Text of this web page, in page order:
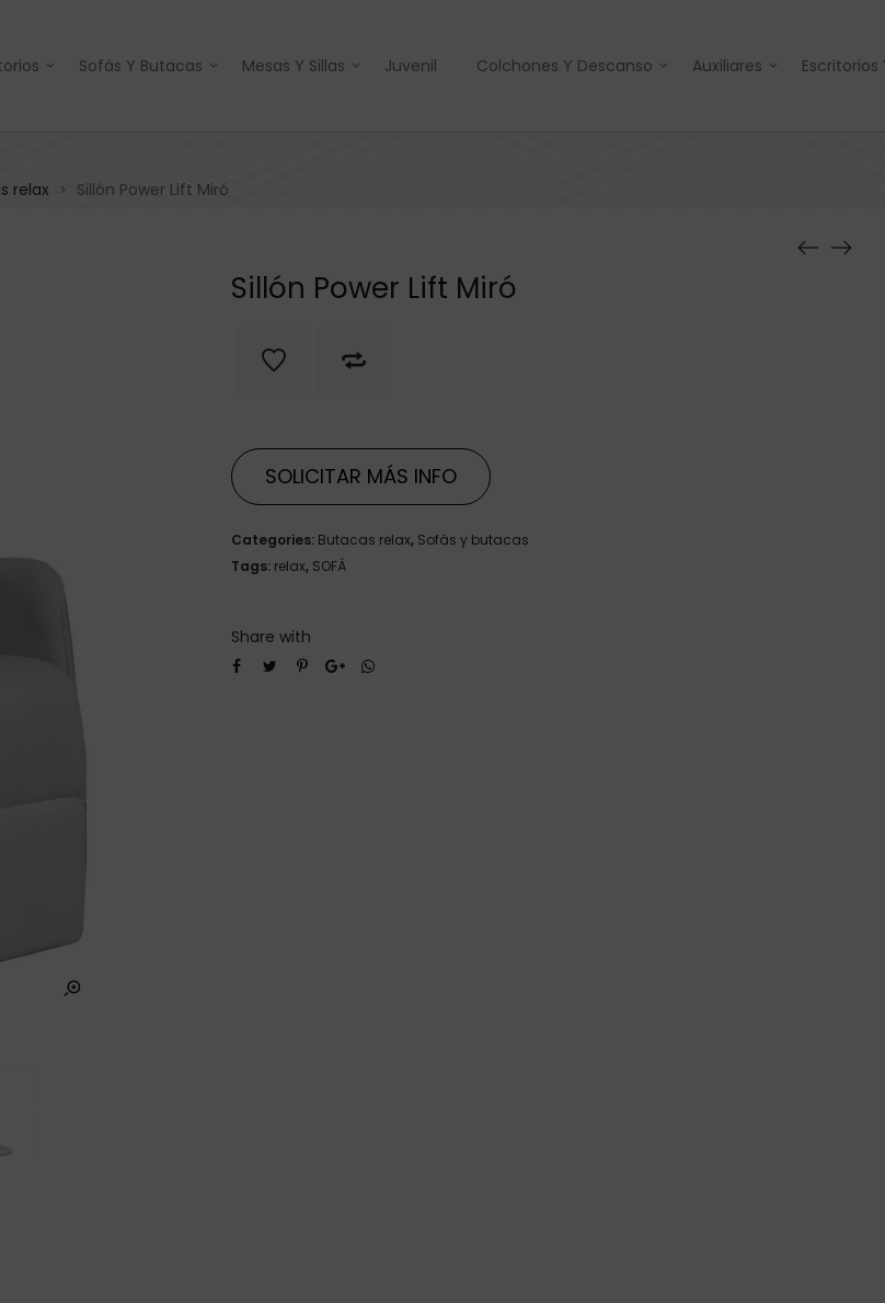
Sofás Y Butacas Mesas Y Sillas Juvenil Colchones Y Descanso Auxiliares
relax > Sillón Power Lift Miró
Sillón Power Lift Miró
SOLICITAR MÁS INFO
Categories: Butacas relax, Sofás y butacas
Tags: relax, SOFÁ
Share with